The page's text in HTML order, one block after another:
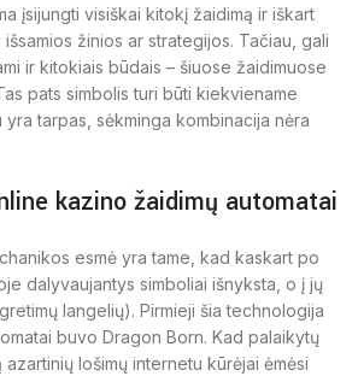
įsijungti visiškai kitokį žaidimą ir iškart
žinios ar strategijos. Tačiau, gali
ir kitokiais būdais – šiuose žaidimuose
pats simbolis turi būti kiekviename
tarpas, sėkminga kombinacija nėra
kazino žaidimų automatai
esmė yra tame, kad kaskart po
dalyvaujantys simboliai išnyksta, o į jų
langelių). Pirmieji šia technologija
buvo Dragon Born. Kad palaikytų
azartinių lošimų internetu kūrėjai ėmėsi